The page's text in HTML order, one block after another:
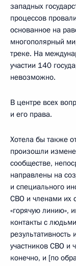
западных
процессов
основанное на
многополярный
треке. На
участии 140
невозможно.
В центре всех
и его права.
Хотела бы также
произошли
сообществе,
направлены на
и специального
СВО и членами их
«горячую линию»,
контакты с
участников СВО и
конечно, и [по